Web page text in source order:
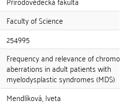
Faculty of Science
254995
Frequency and relevance of
aberrations in adult patients with
myelodysplastic syndromes (MDS)
Mendlíková, Iveta